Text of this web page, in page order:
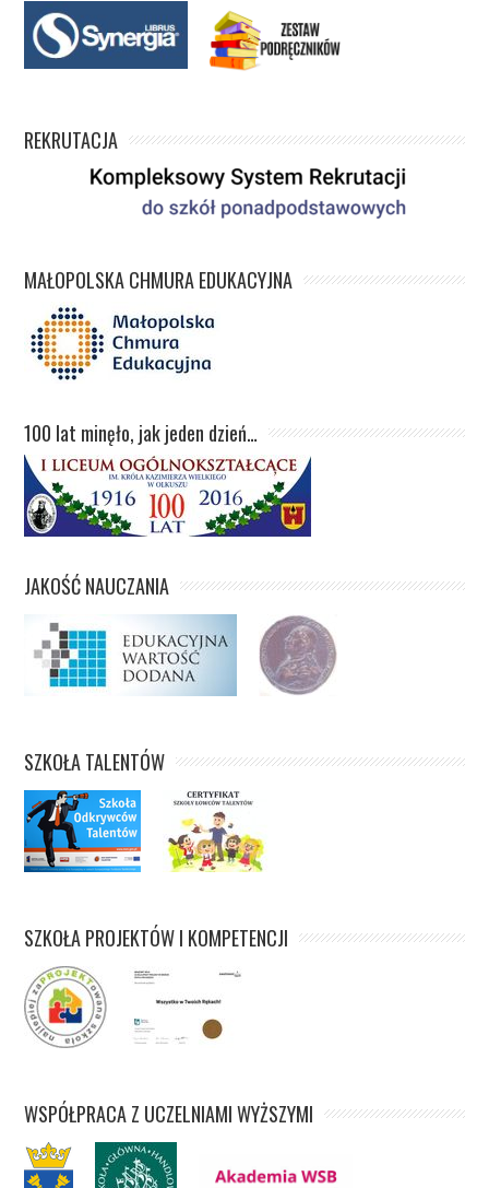
REKRUTACJA
MAŁOPOLSKA CHMURA EDUKACYJNA
100 lat minęło, jak jeden dzień…
JAKOŚĆ NAUCZANIA
SZKOŁA TALENTÓW
SZKOŁA PROJEKTÓW I KOMPETENCJI
WSPÓŁPRACA Z UCZELNIAMI WYŻSZYMI